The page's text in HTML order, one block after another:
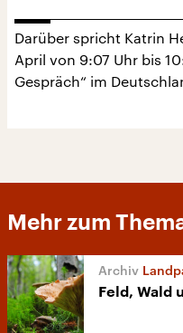
Darüber spricht Katrin
April von 9:07 Uhr bis
Gespräch“ im
Mehr zum
Feld, Wald